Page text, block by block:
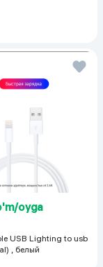
oyga
USB Lighting to usb
, белый